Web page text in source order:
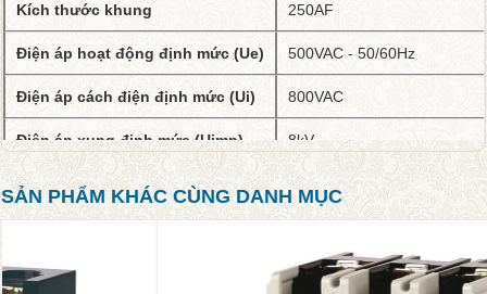
Kích thước khung 250AF
Điện áp hoạt động định mức (Ue) 500VAC - 50/60Hz
Điện áp cách điện định mức (Ui) 800VAC
Điện áp xung định mức (Uimp) 8kV
Ics Ics = 50% Icu
Tiêu chuẩn IEC/EN 60947-2, JIS 8370
SẢN PHẨM KHÁC CÙNG DANH MỤC